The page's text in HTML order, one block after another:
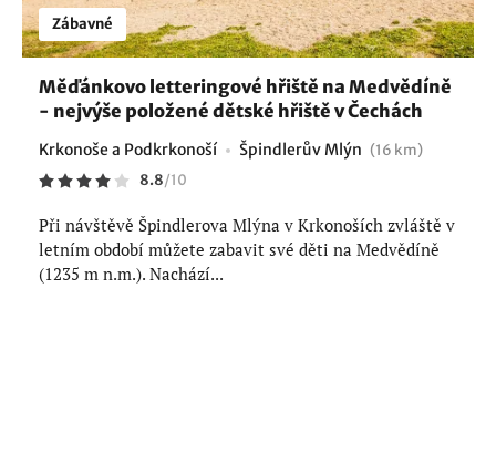
Zábavné
Měďánkovo letteringové hřiště na Medvědíně
- nejvýše položené dětské hřiště v Čechách
Krkonoše a Podkrkonoší Špindlerův Mlýn (16 km)
8.8/10
Při návštěvě Špindlerova Mlýna v Krkonoších zvláště v
letním období můžete zabavit své děti na Medvědíně
(1235 m n.m.). Nachází...